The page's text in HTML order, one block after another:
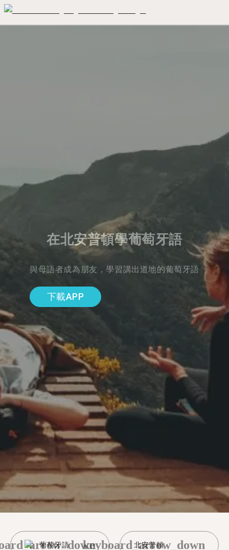
在北安普頓學葡萄牙語
與母語者成為朋友，學習講出道地的葡萄牙語
下載APP
葡萄牙語 北安普頓
keyboard_arrow_down